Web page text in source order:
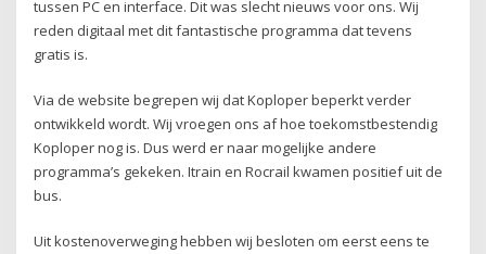
tussen PC en interface. Dit was slecht nieuws voor ons. Wij
reden digitaal met dit fantastische programma dat tevens
gratis is.
Via de website begrepen wij dat Koploper beperkt verder
ontwikkeld wordt. Wij vroegen ons af hoe toekomstbestendig
Koploper nog is. Dus werd er naar mogelijke andere
programma’s gekeken. Itrain en Rocrail kwamen positief uit de
bus.
Uit kostenoverweging hebben wij besloten om eerst eens te